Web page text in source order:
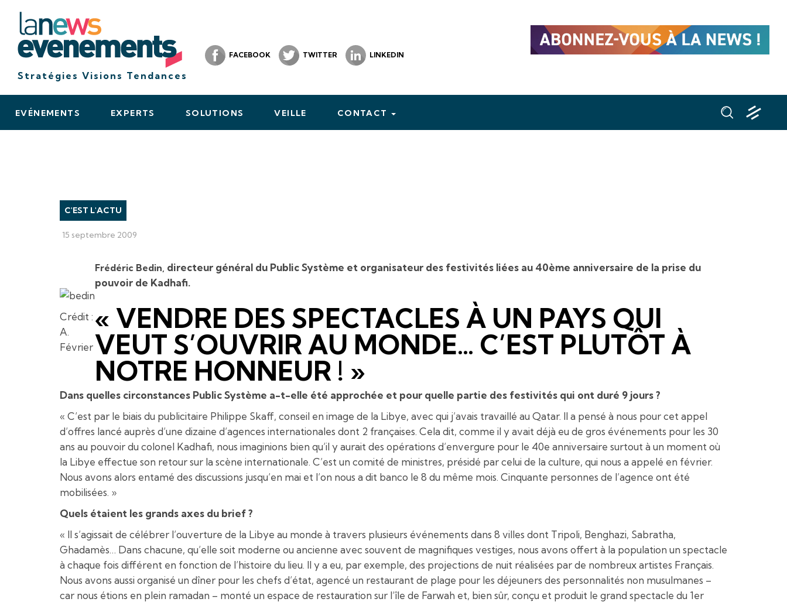
Stratégies Visions Tendances
FACEBOOK TWITTER LINKEDIN
EVÉNEMENTS EXPERTS SOLUTIONS VEILLE CONTACT
C'EST L'ACTU
15 septembre 2009
Crédit :
A.
Février
Frédéric Bedin, directeur général du Public Système et organisateur des festivités liées au 40ème anniversaire de la prise du
pouvoir de Kadhafi.
« VENDRE DES SPECTACLES À UN PAYS QUI
VEUT S’OUVRIR AU MONDE… C’EST PLUTÔT À
NOTRE HONNEUR ! »
Dans quelles circonstances Public Système a-t-elle été approchée et pour quelle partie des festivités qui ont duré 9 jours ?
« C’est par le biais du publicitaire Philippe Skaff, conseil en image de la Libye, avec qui j’avais travaillé au Qatar. Il a pensé à nous pour cet appel
d’offres lancé auprès d’une dizaine d’agences internationales dont 2 françaises. Cela dit, comme il y avait déjà eu de gros événements pour les 30
ans au pouvoir du colonel Kadhafi, nous imaginions bien qu’il y aurait des opérations d’envergure pour le 40e anniversaire surtout à un moment où
la Libye effectue son retour sur la scène internationale. C’est un comité de ministres, présidé par celui de la culture, qui nous a appelé en février.
Nous avons alors entamé des discussions jusqu’en mai et l’on nous a dit banco le 8 du même mois. Cinquante personnes de l’agence ont été
mobilisées. »
Quels étaient les grands axes du brief ?
« Il s’agissait de célébrer l’ouverture de la Libye au monde à travers plusieurs événements dans 8 villes dont Tripoli, Benghazi, Sabratha,
Ghadamès… Dans chacune, qu’elle soit moderne ou ancienne avec souvent de magnifiques vestiges, nous avons offert à la population un spectacle
à chaque fois différent en fonction de l’histoire du lieu. Il y a eu, par exemple, des projections de nuit réalisées par de nombreux artistes Français.
Nous avons aussi organisé un dîner pour les chefs d’état, agencé un restaurant de plage pour les déjeuners des personnalités non musulmanes –
car nous étions en plein ramadan – monté un espace de restauration sur l’île de Farwah et, bien sûr, conçu et produit le grand spectacle du 1er